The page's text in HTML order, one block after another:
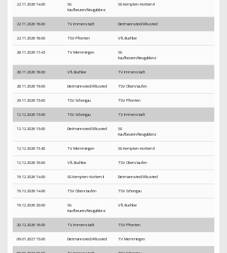
22.11.2026 14:00
SG
Kaufbeuren/Neugablonz
SG Kempten-Kottern II
22.11.2026 16:00 TV Immenstadt Dietmannsried/Altusried
22.11.2026 18:00 TSV Pfronten VfL Buchloe
28.11.2026 17:45 TV Memmingen
SG
Kaufbeuren/Neugablonz
28.11.2026 18:00 VfL Buchloe TV Immenstadt
28.11.2026 19:00 Dietmannsried/Altusried TSV Oberstaufen
29.11.2026 15:00 TSV Schongau TSV Pfronten
12.12.2026 15:00 TSV Schongau TV Immenstadt
12.12.2026 15:00 Dietmannsried/Altusried
SG
Kaufbeuren/Neugablonz
12.12.2026 15:30 TV Memmingen SG Kempten-Kottern II
12.12.2026 16:00 VfL Buchloe TSV Oberstaufen
19.12.2026 14:00 SG Kempten-Kottern II Dietmannsried/Altusried
19.12.2026 14:00 TSV Oberstaufen TSV Schongau
19.12.2026 20:00
SG
Kaufbeuren/Neugablonz
VfL Buchloe
20.12.2026 16:00 TV Immenstadt TSV Pfronten
09.01.2027 15:00 Dietmannsried/Altusried TV Memmingen